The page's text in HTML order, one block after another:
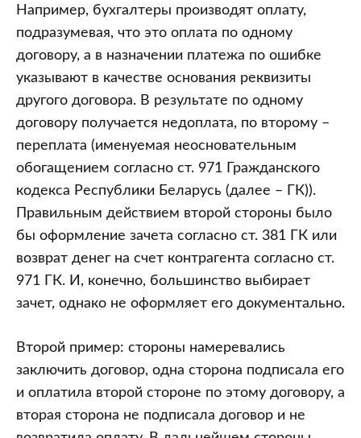
зачета,
не
оформленного
документально,
–
и
ее
последствия
(судебная
практика)
Например, бухгалтеры производят оплату,
подразумевая, что это оплата по одному
договору, а в назначении платежа по ошибке
указывают в качестве основания реквизиты
другого договора. В результате по одному
договору получается недоплата, по второму –
переплата (именуемая неосновательным
обогащением согласно ст. 971 Гражданского
кодекса Республики Беларусь (далее – ГК)).
Правильным действием второй стороны было
бы оформление зачета согласно ст. 381 ГК или
возврат денег на счет контрагента согласно ст.
971 ГК. И, конечно, большинство выбирает
зачет, однако не оформляет его документально.
Второй пример: стороны намеревались
заключить договор, одна сторона подписала его
и оплатила второй стороне по этому договору, а
вторая сторона не подписала договор и не